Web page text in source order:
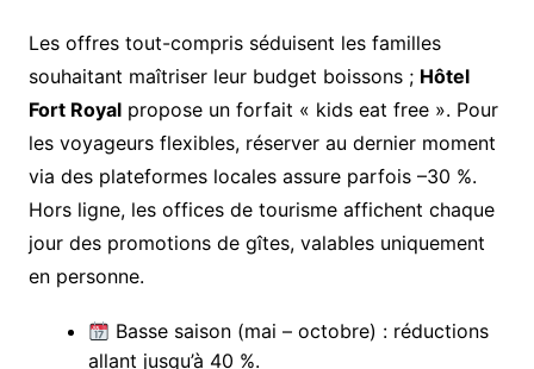
Les offres tout-compris séduisent les familles
souhaitant maîtriser leur budget boissons ; Hôtel
Fort Royalpropose un forfait « kids eat free ». Pour
les voyageurs flexibles, réserver au dernier moment
via des plateformes locales assure parfois –30 %.
Hors ligne, les offices de tourisme affichent chaque
jour des promotions de gîtes, valables uniquement
en personne.
Basse saison (mai – octobre) : réductions
allant jusqu’à 40 %.